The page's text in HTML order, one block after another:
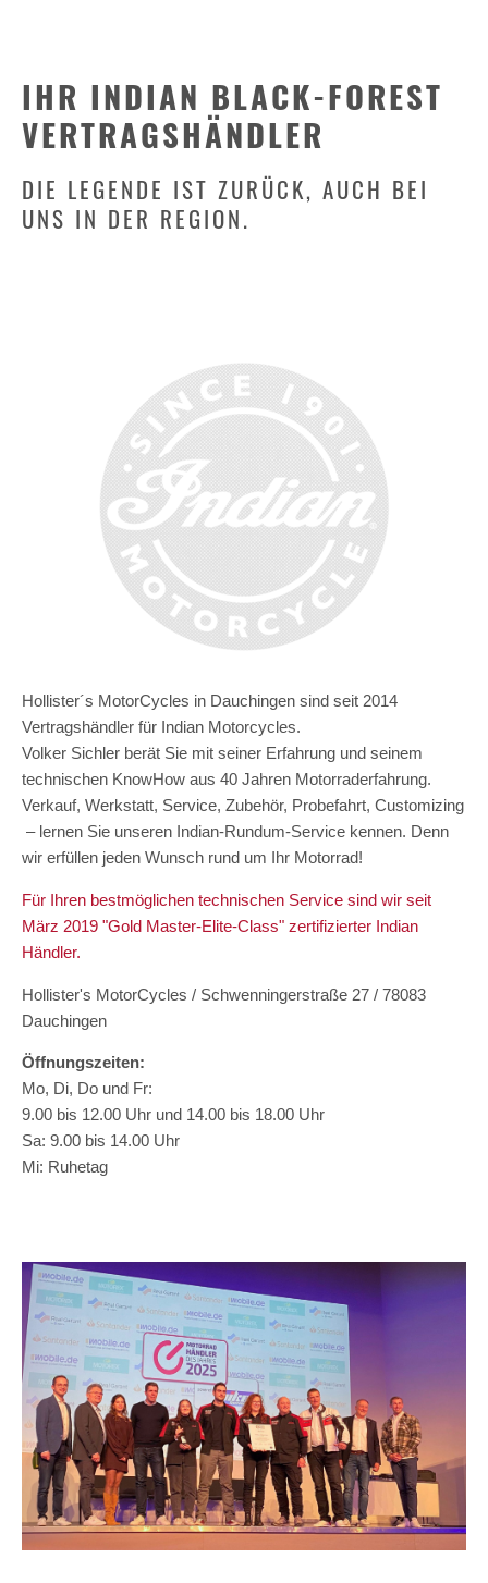
IHR INDIAN BLACK-FOREST
VERTRAGSHÄNDLER
DIE LEGENDE IST ZURÜCK, AUCH BEI
UNS IN DER REGION.
Hollister´s MotorCycles in Dauchingen sind seit 2014
Vertragshändler für Indian Motorcycles.
Volker Sichler berät Sie mit seiner Erfahrung und seinem
technischen KnowHow aus 40 Jahren Motorraderfahrung.
Verkauf, Werkstatt, Service, Zubehör, Probefahrt, Customizing
– lernen Sie unseren Indian-Rundum-Service kennen. Denn
wir erfüllen jeden Wunsch rund um Ihr Motorrad!
Für Ihren bestmöglichen technischen Service sind wir seit
März 2019 "Gold Master-Elite-Class" zertifizierter Indian
Händler.
Hollister's MotorCycles / Schwenningerstraße 27 / 78083
Dauchingen
Öffnungszeiten:
Mo, Di, Do und Fr:
9.00 bis 12.00 Uhr und 14.00 bis 18.00 Uhr
Sa: 9.00 bis 14.00 Uhr
Mi: Ruhetag